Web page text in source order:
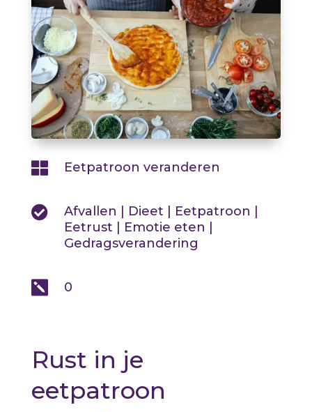
 Eetpatroon veranderen
 Afvallen Dieet Eetpatroon
Eetrust
Emotie eten
Gedragsverandering
 0
Rust in je
eetpatroon